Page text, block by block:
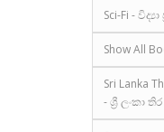
Sci-Fi -
Show All
Sri Lanka
- ශ්‍රී ලංකා